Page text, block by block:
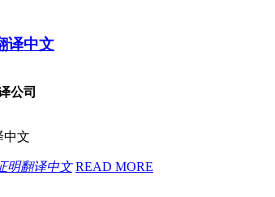
译中文
公司
中文
明翻译中文 READ MORE